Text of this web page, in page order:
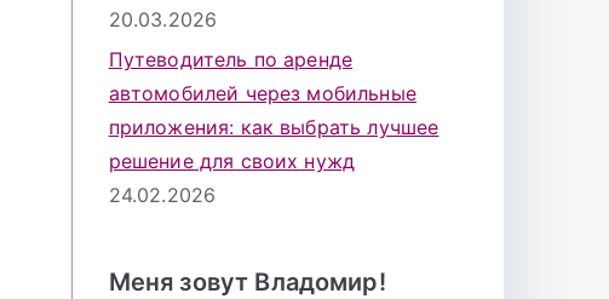
20.03.2026
Путеводитель по аренде
автомобилей через мобильные
приложения: как выбрать лучшее
решение для своих нужд
24.02.2026
Меня зовут Владомир!